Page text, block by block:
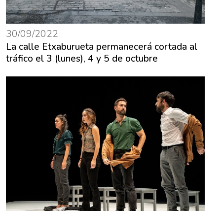
30/09/2022
La calle Etxaburueta permanecerá cortada al
tráfico el 3 (lunes), 4 y 5 de octubre